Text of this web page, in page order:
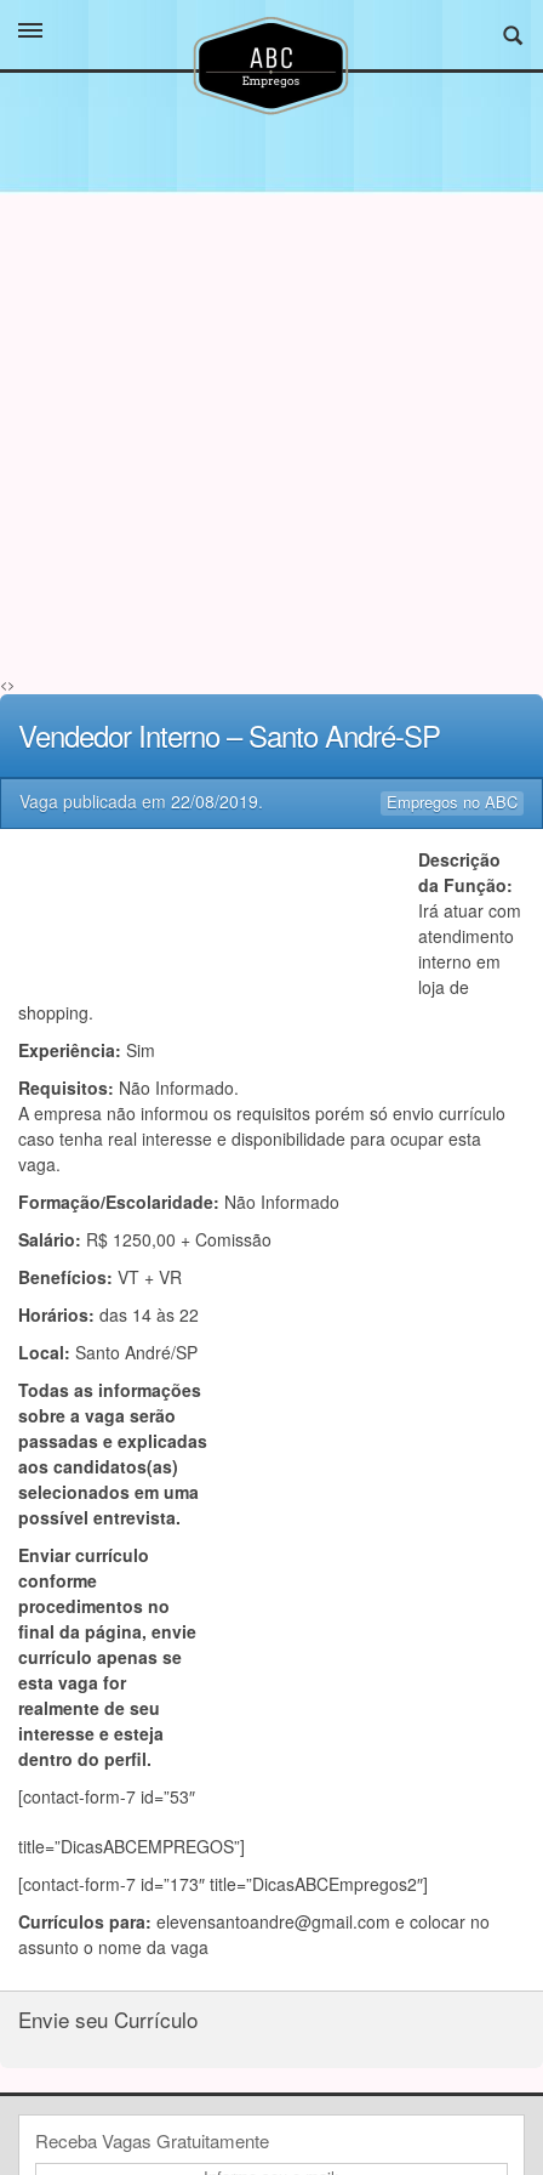
<>
Vendedor Interno – Santo André-SP
Empregos no ABC
Vaga publicada em 22/08/2019.
Descrição
da Função:
Irá atuar com
atendimento
interno em
loja de
shopping.
Experiência: Sim
Requisitos: Não Informado.
A empresa não informou os requisitos porém só envio currículo
caso tenha real interesse e disponibilidade para ocupar esta
vaga.
Formação/Escolaridade: Não Informado
Salário: R$ 1250,00 + Comissão
Benefícios: VT + VR
Horários: das 14 às 22
Local: Santo André/SP
Todas as informações
sobre a vaga serão
passadas e explicadas
aos candidatos(as)
selecionados em uma
possível entrevista.
Enviar currículo
conforme
procedimentos no
final da página, envie
currículo apenas se
esta vaga for
realmente de seu
interesse e esteja
dentro do perfil.
[contact-form-7 id=”53″
title=”DicasABCEMPREGOS”]
[contact-form-7 id=”173″ title=”DicasABCEmpregos2″]
Currículos para: elevensantoandre@gmail.com e colocar no
assunto o nome da vaga
Envie seu Currículo
Receba Vagas Gratuitamente